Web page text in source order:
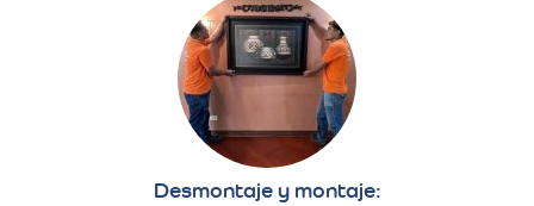
Desmontaje y montaje: